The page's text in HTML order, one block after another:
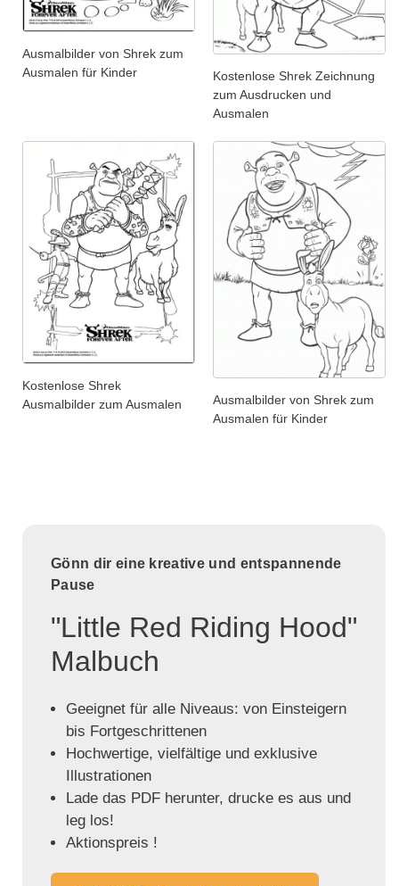
Ausmalbilder von Shrek zum
Ausmalen für Kinder
Kostenlose Shrek Zeichnung
zum Ausdrucken und
Ausmalen
Kostenlose Shrek
Ausmalbilder zum Ausmalen
Ausmalbilder von Shrek zum
Ausmalen für Kinder
Gönn dir eine kreative und entspannende
Pause
"Little Red Riding Hood"
Malbuch
Geeignet für alle Niveaus: von Einsteigern
bis Fortgeschrittenen
Hochwertige, vielfältige und exklusive
Illustrationen
Lade das PDF herunter, drucke es aus und
leg los!
Aktionspreis !